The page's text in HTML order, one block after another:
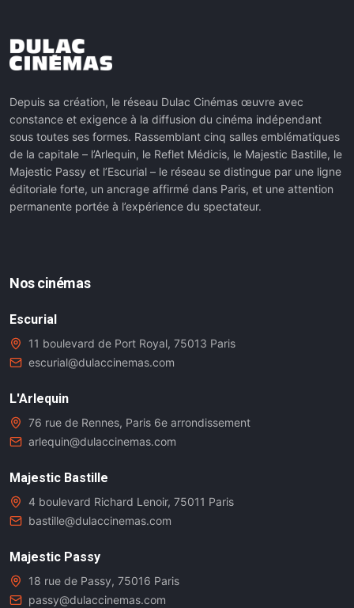
Depuis sa création, le réseau Dulac Cinémas œuvre avec
constance et exigence à la diffusion du cinéma indépendant
sous toutes ses formes. Rassemblant cinq salles emblématiques
de la capitale – l’Arlequin, le Reflet Médicis, le Majestic Bastille, le
Majestic Passy et l’Escurial – le réseau se distingue par une ligne
éditoriale forte, un ancrage affirmé dans Paris, et une attention
permanente portée à l’expérience du spectateur.
Nos cinémas
Escurial
11 boulevard de Port Royal, 75013 Paris
escurial@dulaccinemas.com
L'Arlequin
76 rue de Rennes, Paris 6e arrondissement
arlequin@dulaccinemas.com
Majestic Bastille
4 boulevard Richard Lenoir, 75011 Paris
bastille@dulaccinemas.com
Majestic Passy
18 rue de Passy, 75016 Paris
passy@dulaccinemas.com